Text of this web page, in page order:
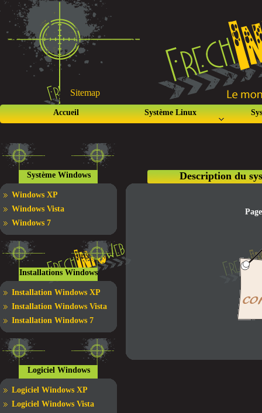
Sitemap
Accueil Système Linux
Système Windows
Windows XP
Windows Vista
Windows 7
Installations Windows
Installation Windows XP
Installation Windows Vista
Installation Windows 7
Logiciel Windows
Logiciel Windows XP
Logiciel Windows Vista
Description du